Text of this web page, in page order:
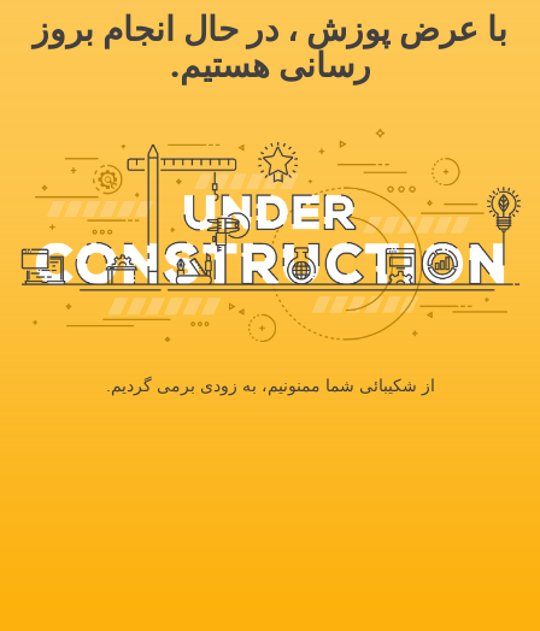
با عرض پوزش ، در حال انجام بروز
رسانی هستیم.
از شکیبائی شما ممنونیم، به زودی برمی گردیم.